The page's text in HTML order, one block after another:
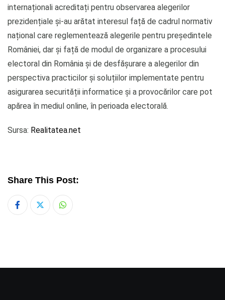
internaționali acreditați pentru observarea alegerilor
prezidențiale și-au arătat interesul față de cadrul normativ
național care reglementează alegerile pentru președintele
României, dar și față de modul de organizare a procesului
electoral din România și de desfășurare a alegerilor din
perspectiva practicilor și soluțiilor implementate pentru
asigurarea securității informatice și a provocărilor care pot
apărea în mediul online, în perioada electorală.
Sursa: Realitatea.net
Share This Post:
Whatsapp